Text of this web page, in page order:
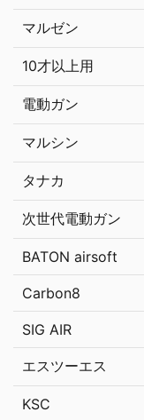
マルゼン
10才以上用
電動ガン
マルシン
タナカ
次世代電動ガン
BATON airsoft
Carbon8
SIG AIR
エスツーエス
KSC